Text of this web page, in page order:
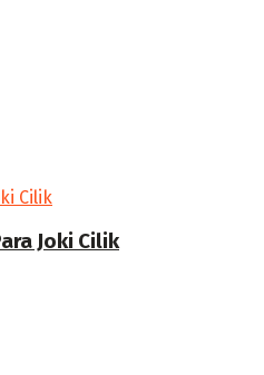
Joki Cilik